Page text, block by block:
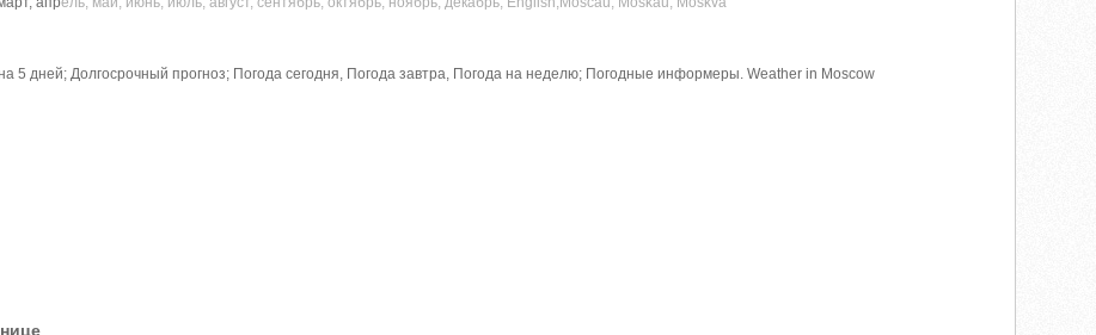
5 дней; Долгосрочный прогноз; Погода сегодня, Погода завтра, Погода на неделю; Погодные информеры. Weather in Moscow